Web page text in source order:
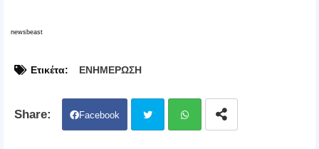
newsbeast
Ετικέτα: ΕΝΗΜΕΡΩΣΗ
Facebook